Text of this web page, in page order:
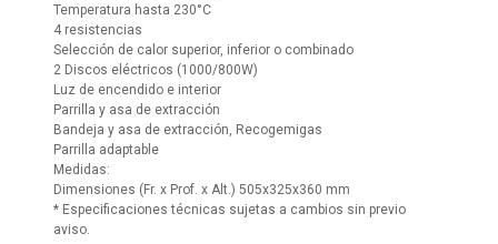
Temperatura hasta 230°C
4 resistencias
Selección de calor superior, inferior o combinado
2 Discos eléctricos (1000/800W)
Luz de encendido e interior
Parrilla y asa de extracción
Bandeja y asa de extracción, Recogemigas
Parrilla adaptable
Medidas:
Dimensiones (Fr. x Prof. x Alt.) 505x325x360 mm
* Especificaciones técnicas sujetas a cambios sin previo
aviso.